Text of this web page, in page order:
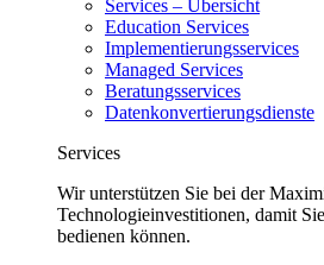
Services – Übersicht
Education Services
Implementierungsservices
Managed Services
Beratungsservices
Datenkonvertierungsdienste
Services
Wir unterstützen Sie bei der
Technologieinvestitionen, damit
bedienen können.